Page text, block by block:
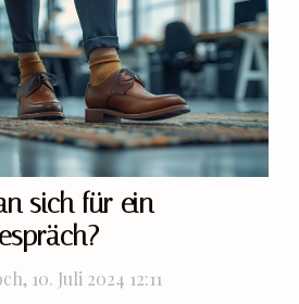
sich für ein
10. Juli 2024 12:11